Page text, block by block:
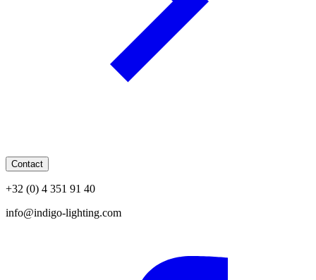
Contact
+32 (0) 4 351 91 40
info@indigo-lighting.com